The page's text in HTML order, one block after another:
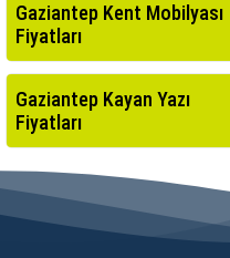
Gaziantep Kent Mobilyası
Fiyatları
Gaziantep Kayan Yazı
Fiyatları